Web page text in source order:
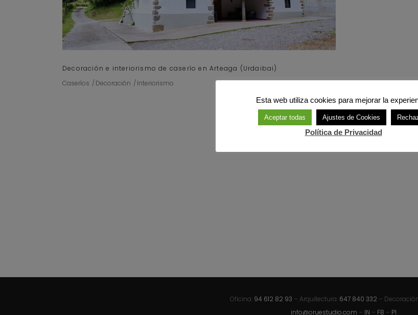
Decoración e interiorismo de caserío en Arteaga (Urdaibai)
Caseríos
Decoración Interiorismo
Oficina: 94 612 82 93 – Arquitectura: 647 840 332 –
info@oruestudio.com – IN – FB – PI
Esta web utiliza cookies para mejorar la
Aceptar todas Ajustes de Cookies
Política de Privacidad